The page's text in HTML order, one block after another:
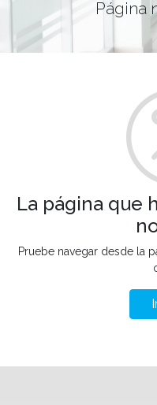
Página
La página que
Pruebe navegar desde la